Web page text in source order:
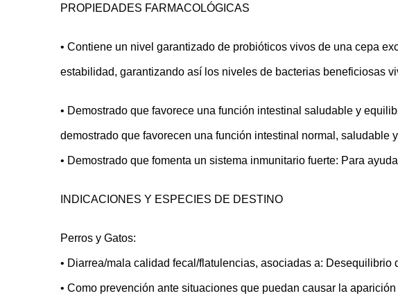
PROPIEDADES FARMACOLÓGICAS
• Contiene un nivel garantizado de probióticos vivos de una cepa
estabilidad, garantizando así los niveles de bacterias beneficiosas
• Demostrado que favorece una función intestinal saludable y
demostrado que favorecen una función intestinal normal, saludable
• Demostrado que fomenta un sistema inmunitario fuerte: Para
INDICACIONES Y ESPECIES DE DESTINO
Perros y Gatos:
• Diarrea/mala calidad fecal/flatulencias, asociadas a:
• Como prevención ante situaciones que puedan causar la